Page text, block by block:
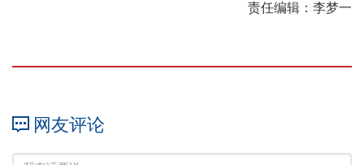
责任编辑：李梦一
网友评论